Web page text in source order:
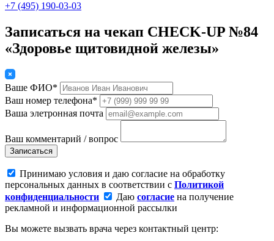
+7 (495) 190-03-03
Записаться на чекап CHECK-UP №84
«Здоровье щитовидной железы»
Ваше ФИО*
Ваш номер телефона*
Ваша элетронная почта
Ваш комментарий / вопрос
Записаться
Принимаю условия и даю согласие на обработку
персональных данных в соответствии с Политикой
конфиденциальности
Даю согласие на получение
рекламной и информационной рассылки
Вы можете вызвать врача через контактный центр: